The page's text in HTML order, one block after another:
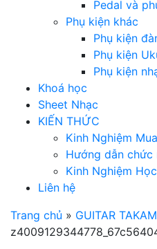
Pedal và
Phụ kiện khác
Phụ kiện
Phụ kiện
Phụ kiện
Khoá học
Sheet Nhạc
KIẾN THỨC
Kinh Nghiệm
Hướng dẫn chức
Kinh Nghiệm
Liên hệ
Trang chủ » GUITAR